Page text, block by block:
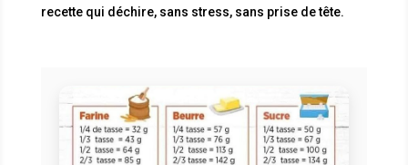
recette qui déchire, sans stress, sans prise de tête.